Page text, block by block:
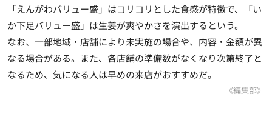
「えんがわバリュー盛」はコリコリとした食感が特徴で、「い
か下足バリュー盛」は生姜が爽やかさを演出するという。
なお、一部地域・店舗により未実施の場合や、内容・金額が異
なる場合がある。また、各店舗の準備数がなくなり次第終了と
なるため、気になる人は早めの来店がおすすめだ。
《編集部》